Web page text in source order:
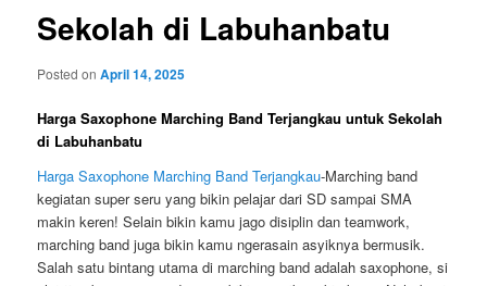
Sekolah di Labuhanbatu
Posted onApril 14, 2025
Harga Saxophone Marching Band Terjangkau untuk Sekolah
di Labuhanbatu
Harga Saxophone Marching Band Terjangkau-Marching band
kegiatan super seru yang bikin pelajar dari SD sampai SMA
makin keren! Selain bikin kamu jago disiplin dan teamwork,
marching band juga bikin kamu ngerasain asyiknya bermusik.
Salah satu bintang utama di marching band adalah saxophone, si